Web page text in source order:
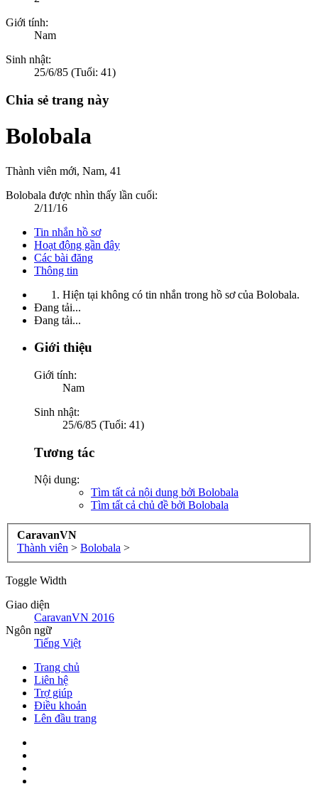
Giới tính:
Nam
Sinh nhật:
25/6/85 (Tuổi: 41)
Chia sẻ trang này
Bolobala
Thành viên mới, Nam, 41
Bolobala được nhìn thấy lần cuối:
2/11/16
Tin nhắn hồ sơ
Hoạt động gần đây
Các bài đăng
Thông tin
Hiện tại không có tin nhắn trong hồ sơ của Bolobala.
Đang tải...
Đang tải...
Giới thiệu
Giới tính:
Nam
Sinh nhật:
25/6/85 (Tuổi: 41)
Tương tác
Nội dung:
Tìm tất cả nội dung bởi Bolobala
Tìm tất cả chủ đề bởi Bolobala
CaravanVN
Thành viên > Bolobala >
Toggle Width
Giao diện
CaravanVN 2016
Ngôn ngữ
Tiếng Việt
Trang chủ
Liên hệ
Trợ giúp
Điều khoản
Lên đầu trang